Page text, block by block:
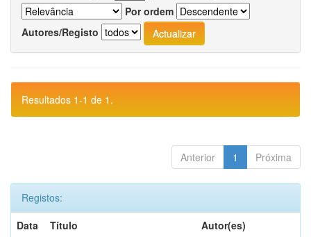
Por ordem
Autores/Registo
Resultados 1-1 de 1.
Anterior 1 Próxima
Registos:
Data
Título
Autor(es)